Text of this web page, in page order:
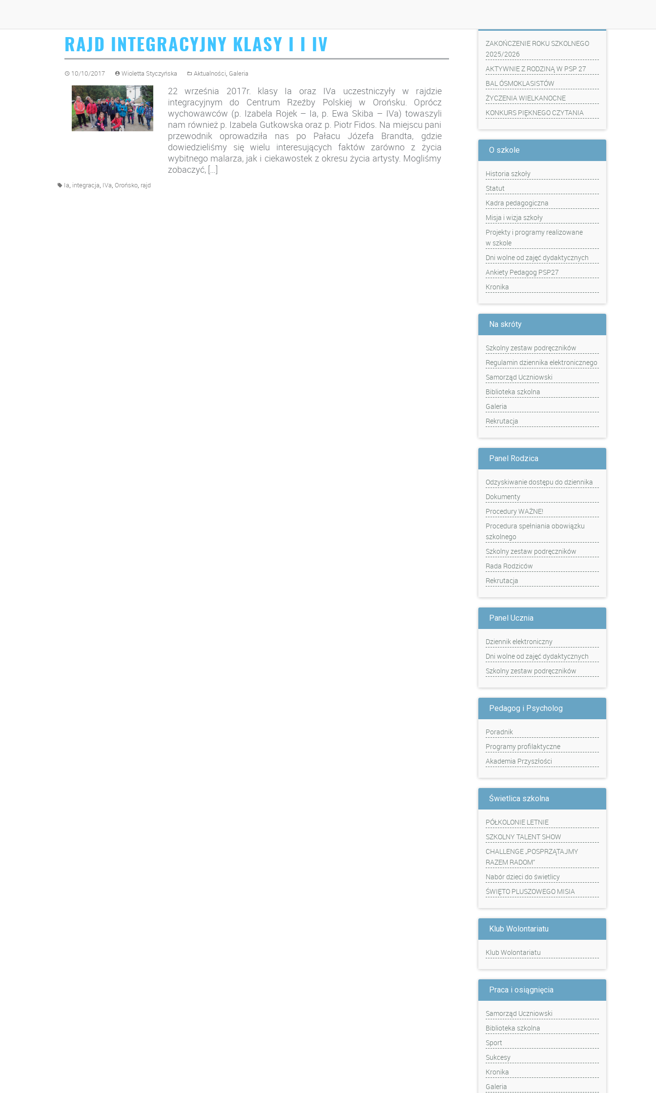
RAJD INTEGRACYJNY KLASY I I IV
10/10/2017 Wioletta Styczyńska Aktualności, Galeria
22 września 2017r. klasy Ia oraz IVa uczestniczyły w rajdzie
integracyjnym do Centrum Rzeźby Polskiej w Orońsku. Oprócz
wychowawców (p. Izabela Rojek – Ia, p. Ewa Skiba – IVa) towaszyli
nam również p. Izabela Gutkowska oraz p. Piotr Fidos. Na miejscu pani
przewodnik oprowadziła nas po Pałacu Józefa Brandta, gdzie
dowiedzieliśmy się wielu interesujących faktów zarówno z życia
wybitnego malarza, jak i ciekawostek z okresu życia artysty. Mogliśmy
zobaczyć, […]
Ia, integracja, IVa, Orońsko, rajd
ZAKOŃCZENIE ROKU SZKOLNEGO
2025/2026
AKTYWNIE Z RODZINĄ W PSP 27
BAL ÓSMOKLASISTÓW
ŻYCZENIA WIELKANOCNE
KONKURS PIĘKNEGO CZYTANIA
O szkole
Historia szkoły
Statut
Kadra pedagogiczna
Misja i wizja szkoły
Projekty i programy realizowane
w szkole
Dni wolne od zajęć dydaktycznych
Ankiety Pedagog PSP27
Kronika
Na skróty
Szkolny zestaw podręczników
Regulamin dziennika elektronicznego
Samorząd Uczniowski
Biblioteka szkolna
Galeria
Rekrutacja
Panel Rodzica
Odzyskiwanie dostępu do dziennika
Dokumenty
Procedury WAŻNE!
Procedura spełniania obowiązku
szkolnego
Szkolny zestaw podręczników
Rada Rodziców
Rekrutacja
Panel Ucznia
Dziennik elektroniczny
Dni wolne od zajęć dydaktycznych
Szkolny zestaw podręczników
Pedagog i Psycholog
Poradnik
Programy profilaktyczne
Akademia Przyszłości
Świetlica szkolna
PÓŁKOLONIE LETNIE
SZKOLNY TALENT SHOW
CHALLENGE „POSPRZĄTAJMY
RAZEM RADOM”
Nabór dzieci do świetlicy
ŚWIĘTO PLUSZOWEGO MISIA
Klub Wolontariatu
Klub Wolontariatu
Praca i osiągnięcia
Samorząd Uczniowski
Biblioteka szkolna
Sport
Sukcesy
Kronika
Galeria